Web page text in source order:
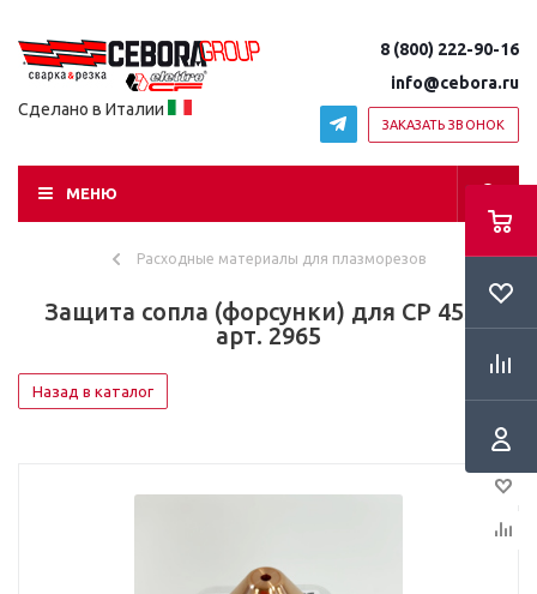
Сделано в Италии
8 (800) 222-90-16
info@cebora.ru
ЗАКАЗАТЬ ЗВОНОК
МЕНЮ
Расходные материалы для плазморезов
Защита сопла (форсунки) для CP 455G
арт. 2965
Назад в каталог